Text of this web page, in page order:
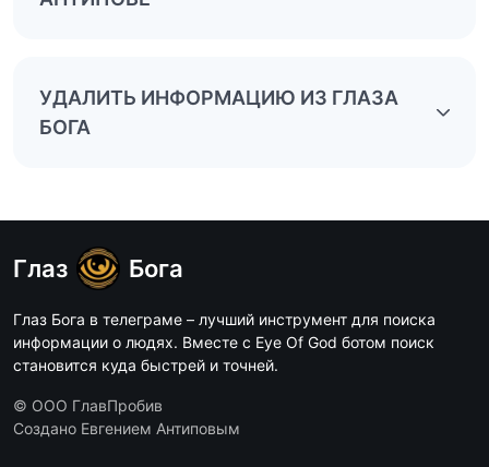
УДАЛИТЬ ИНФОРМАЦИЮ ИЗ ГЛАЗА
БОГА
Глаз Бога
Глаз Бога в телеграме – лучший инструмент для поиска
информации о людях. Вместе с Eye Of God ботом поиск
становится куда быстрей и точней.
© ООО ГлавПробив
Создано Евгением Антиповым